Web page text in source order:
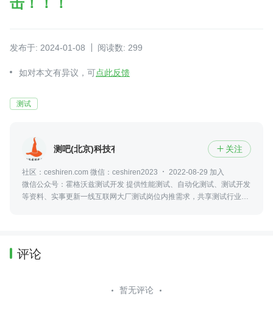
发布于: 2024-01-08 阅读数: 299
如对本文有异议，可点此反馈
测试
测吧(北京)科技有限公司  关注
社区：ceshiren.com 微信：ceshiren2023
2022-08-29 加入
微信公众号：霍格沃兹测试开发 提供性能测试、自动化测试、测试开发
等资料、实事更新一线互联网大厂测试岗位内推需求，共享测试行业动
评论
暂无评论